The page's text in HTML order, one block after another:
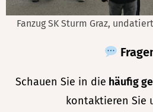
Empfang GAK Grazer
Schauen Sie in die häufig
kontaktieren Sie